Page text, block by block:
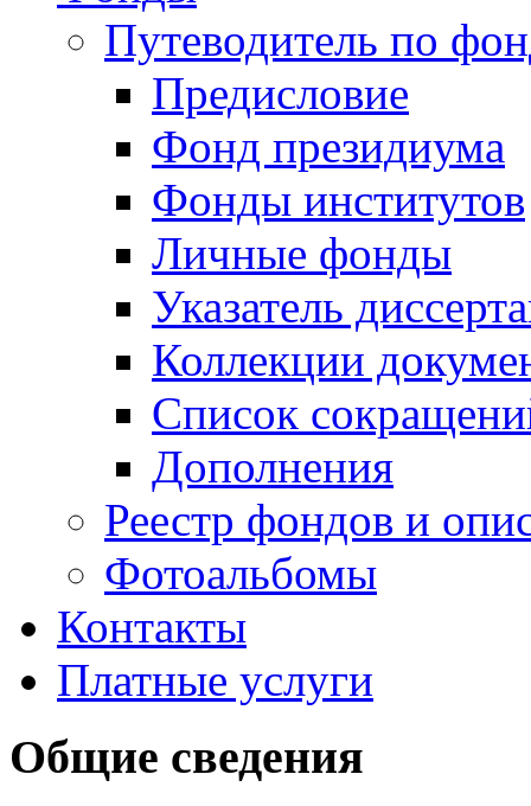
Путеводитель по
Предисловие
Фонд президиума
Фонды институтов
Личные фонды
Указатель
Коллекции
Список
Дополнения
Реестр фондов и
Фотоальбомы
Контакты
Платные услуги
Общие сведения